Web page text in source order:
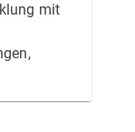
mit